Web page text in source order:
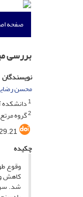
صفحه
بررسی
نویسندگان
محسن
1دانشکده
2گروه
چکیده
وقوع